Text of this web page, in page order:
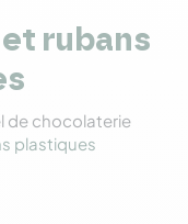
rubans
de chocolaterie
plastiques